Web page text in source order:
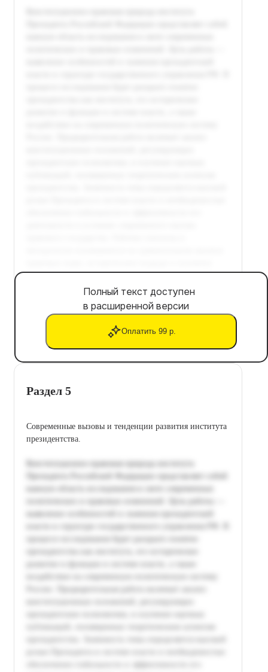
Полный текст доступен
в расширенной версии
Оплатить 99 р.
Раздел 5
Современные вызовы и тенденции развития института
президентства.